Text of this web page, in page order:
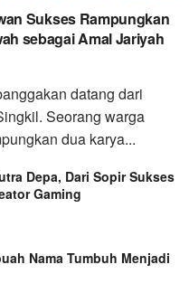
Sukses Rampungkan
sebagai Amal Jariyah
datang dari
Seorang warga
dua karya...
Depa, Dari Sopir Sukses
Gaming
Nama Tumbuh Menjadi